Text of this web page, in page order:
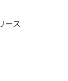
ース